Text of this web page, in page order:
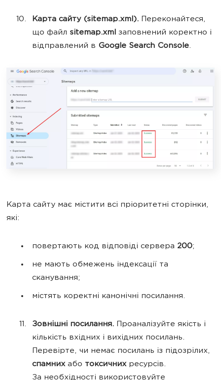
Карта сайту (sitemap.xml). Переконайтеся,
що файл sitemap.xml заповнений коректно і
відправлений в Google Search Console.
Карта сайту має містити всі пріоритетні сторінки,
які:
повертають код відповіді сервера 200;
не мають обмежень індексації та
сканування;
містять коректні канонічні посилання.
Зовнішні посилання. Проаналізуйте якість і
кількість вхідних і вихідних посилань.
Перевірте, чи немає посилань із підозрілих,
спамних або токсичних ресурсів.
За необхідності використовуйте